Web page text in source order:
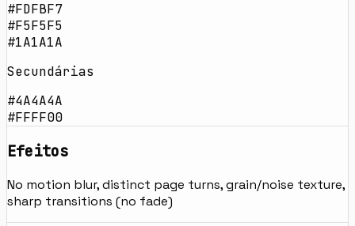
#FDFBF7
#F5F5F5
#1A1A1A
Secundárias
#4A4A4A
#FFFF00
Efeitos
No motion blur, distinct page turns, grain/noise texture,
sharp transitions (no fade)